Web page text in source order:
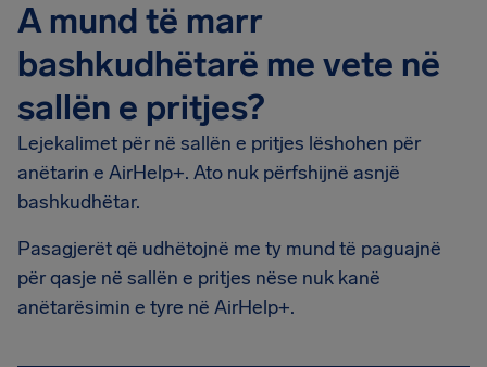
A mund të marr
bashkudhëtarë me vete në
sallën e pritjes?
Lejekalimet për në sallën e pritjes lëshohen për
anëtarin e AirHelp+. Ato nuk përfshijnë asnjë
bashkudhëtar.
Pasagjerët që udhëtojnë me ty mund të paguajnë
për qasje në sallën e pritjes nëse nuk kanë
anëtarësimin e tyre në AirHelp+.